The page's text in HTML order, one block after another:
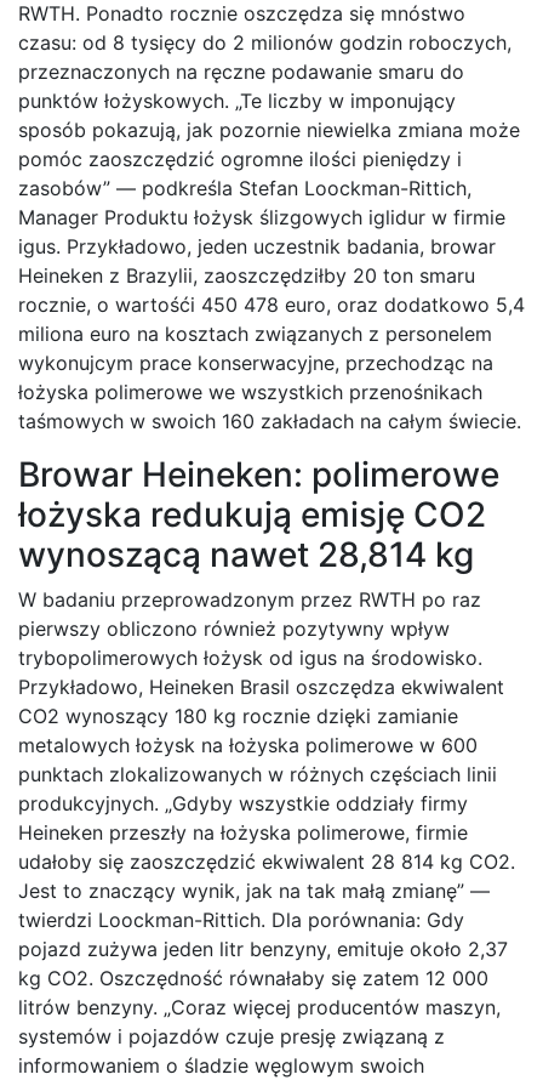
RWTH. Ponadto rocznie oszczędza się mnóstwo
czasu: od 8 tysięcy do 2 milionów godzin roboczych,
przeznaczonych na ręczne podawanie smaru do
punktów łożyskowych. „Te liczby w imponujący
sposób pokazują, jak pozornie niewielka zmiana może
pomóc zaoszczędzić ogromne ilości pieniędzy i
zasobów” — podkreśla Stefan Loockman-Rittich,
Manager Produktu łożysk ślizgowych iglidur w firmie
igus. Przykładowo, jeden uczestnik badania, browar
Heineken z Brazylii, zaoszczędziłby 20 ton smaru
rocznie, o wartośći 450 478 euro, oraz dodatkowo 5,4
miliona euro na kosztach związanych z personelem
wykonujcym prace konserwacyjne, przechodząc na
łożyska polimerowe we wszystkich przenośnikach
taśmowych w swoich 160 zakładach na całym świecie.
Browar Heineken: polimerowe
łożyska redukują emisję CO2
wynoszącą nawet 28,814 kg
W badaniu przeprowadzonym przez RWTH po raz
pierwszy obliczono również pozytywny wpływ
trybopolimerowych łożysk od igus na środowisko.
Przykładowo, Heineken Brasil oszczędza ekwiwalent
CO2 wynoszący 180 kg rocznie dzięki zamianie
metalowych łożysk na łożyska polimerowe w 600
punktach zlokalizowanych w różnych częściach linii
produkcyjnych. „Gdyby wszystkie oddziały firmy
Heineken przeszły na łożyska polimerowe, firmie
udałoby się zaoszczędzić ekwiwalent 28 814 kg CO2.
Jest to znaczący wynik, jak na tak małą zmianę” —
twierdzi Loockman-Rittich. Dla porównania: Gdy
pojazd zużywa jeden litr benzyny, emituje około 2,37
kg CO2. Oszczędność równałaby się zatem 12 000
litrów benzyny. „Coraz więcej producentów maszyn,
systemów i pojazdów czuje presję związaną z
informowaniem o śladzie węglowym swoich